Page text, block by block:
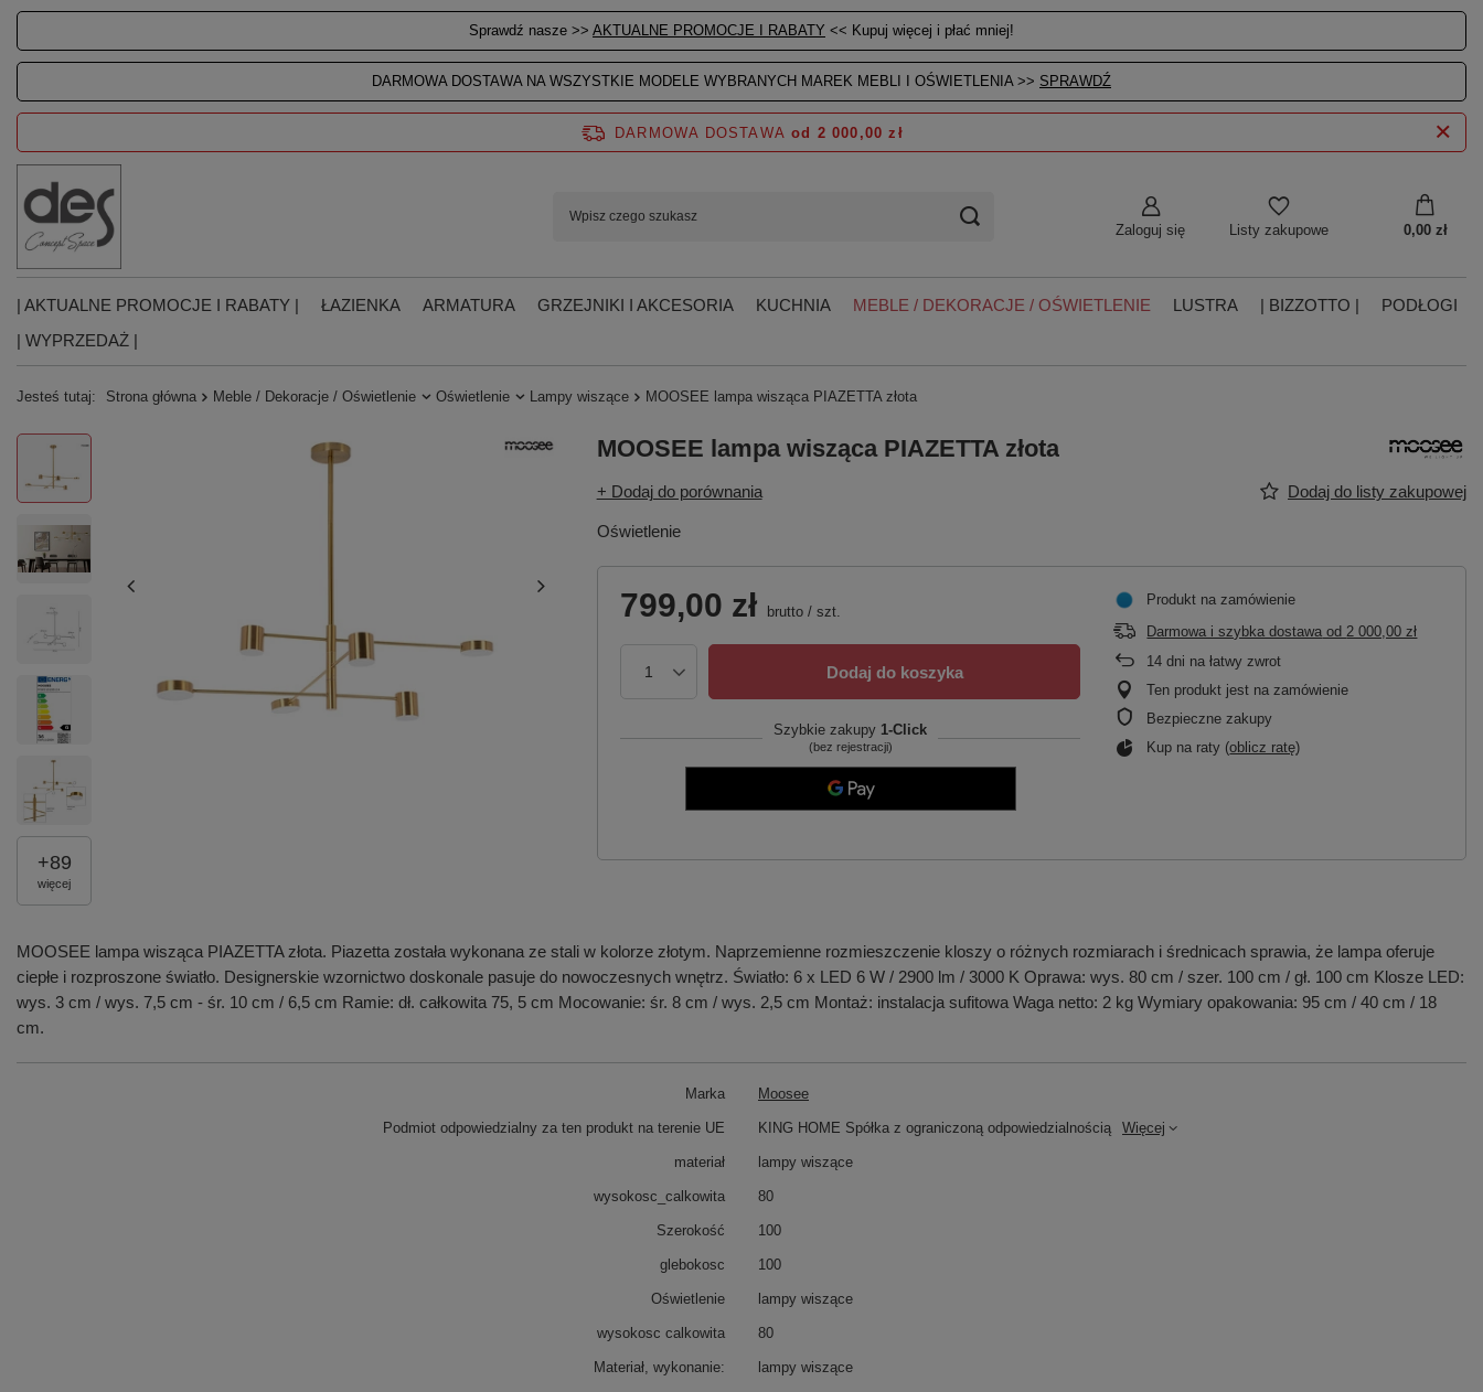
Sprawdź nasze >> AKTUALNE PROMOCJE I RABATY << Kupuj więcej i płać mniej!
DARMOWA DOSTAWA NA WSZYSTKIE MODELE WYBRANYCH MAREK MEBLI I OŚWIETLENIA >> SPRAWDŹ
Zaloguj się Listy zakupowe 0,00 zł
DARMOWA DOSTAWA od 2 000,00 zł
| AKTUALNE PROMOCJE I RABATY | ŁAZIENKA ARMATURA GRZEJNIKI I AKCESORIA KUCHNIA MEBLE / DEKORACJE / OŚWIETLENIE LUSTRA | BIZZOTTO |
PODŁOGI
| WYPRZEDAŻ |
Jesteś tutaj: Strona główna Meble / Dekoracje / Oświetlenie Oświetlenie Lampy wiszące MOOSEE lampa wisząca PIAZETTA złota
+89
więcej
MOOSEE lampa wisząca PIAZETTA złota
+ Dodaj do porównania Dodaj do listy zakupowej
Oświetlenie
799,00 zł brutto/ szt.
Dodaj do koszyka
Szybkie zakupy 1-Click
(bez rejestracji)
Produkt na zamówienie
Darmowa i szybka dostawa od2 000,00 zł
14 dni na łatwy zwrot
Ten produkt jest na zamówienie
Bezpieczne zakupy
Kup na raty (oblicz ratę)
MOOSEE lampa wisząca PIAZETTA złota. Piazetta została wykonana ze stali w kolorze złotym. Naprzemienne rozmieszczenie kloszy o różnych rozmiarach i średnicach sprawia, że lampa oferuje
ciepłe i rozproszone światło. Designerskie wzornictwo doskonale pasuje do nowoczesnych wnętrz. Światło: 6 x LED 6 W / 2900 lm / 3000 K Oprawa: wys. 80 cm / szer. 100 cm / gł. 100 cm Klosze LED:
wys. 3 cm / wys. 7,5 cm - śr. 10 cm / 6,5 cm Ramie: dł. całkowita 75, 5 cm Mocowanie: śr. 8 cm / wys. 2,5 cm Montaż: instalacja sufitowa Waga netto: 2 kg Wymiary opakowania: 95 cm / 40 cm / 18
cm.
Marka Moosee
Podmiot odpowiedzialny za ten produkt na terenie UE KING HOME Spółka z ograniczoną odpowiedzialnością Więcej
materiał lampy wiszące
wysokosc_calkowita 80
Szerokość 100
glebokosc 100
Oświetlenie lampy wiszące
wysokosc calkowita 80
Materiał, wykonanie: lampy wiszące